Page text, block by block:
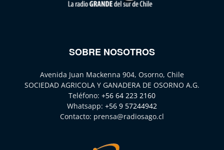
SOBRE NOSOTROS
Avenida Juan Mackenna 904, Osorno, Chile
SOCIEDAD AGRICOLA Y GANADERA DE OSORNO A.G.
Teléfono: +56 64 223 2160
Whatsapp: +56 9 57244942
Contacto: prensa@radiosago.cl